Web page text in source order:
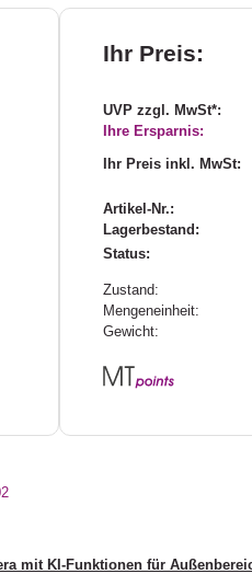
Ihr Preis:
UVP zzgl. MwSt*:
Ihre Ersparnis:
Ihr Preis inkl. MwSt:
Artikel-Nr.:
Lagerbestand:
Status:
Zustand:
Mengeneinheit:
Gewicht:
mit KI-Funktionen für